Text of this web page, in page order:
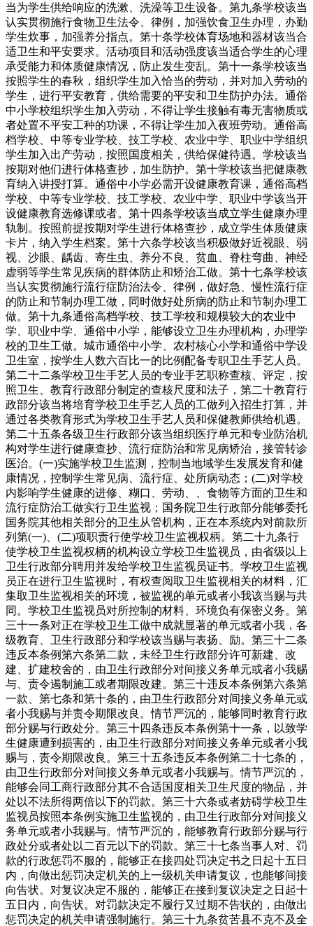
当为学生供给响应的洗漱、洗澡等卫生设备。第九条学校该当
认实贯彻施行食物卫生法令、律例，加强饮食卫生办理，办勤
学生炊事，加强养分指点。第十条学校体育场地和器材该当合
适卫生和平安要求。活动项目和活动强度该当适合学生的心理
承受能力和体质健康情况，防止发生变乱。第十一条学校该当
按照学生的春秋，组织学生加入恰当的劳动，并对加入劳动的
学生，进行平安教育，供给需要的平安和卫生防护办法。通俗
中小学校组织学生加入劳动，不得让学生接触有毒无害物质或
者处置不平安工种的功课，不得让学生加入夜班劳动。通俗高
档学校、中等专业学校、技工学校、农业中学、职业中学组织
学生加入出产劳动，按照国度相关，供给保健待遇。学校该当
按期对他们进行体格查抄，加生防护。第十学校该当把健康教
育纳入讲授打算。通俗中小学必需开设健康教育课，通俗高档
学校、中等专业学校、技工学校、农业中学、职业中学该当开
设健康教育选修课或者。第十四条学校该当成立学生健康办理
轨制。按照前提按期对学生进行体格查抄，成立学生体质健康
卡片，纳入学生档案。第十六条学校该当积极做好近视眼、弱
视、沙眼、龋齿、寄生虫、养分不良、贫血、脊柱弯曲、神经
虚弱等学生常见疾病的群体防止和矫治工做。第十七条学校该
当认实贯彻施行流行症防治法令、律例，做好急、慢性流行症
的防止和节制办理工做，同时做好处所病的防止和节制办理工
做。第十九条通俗高档学校、技工学校和规模较大的农业中
学、职业中学、通俗中小学，能够设立卫生办理机构，办理学
校的卫生工做。城市通俗中小学、农村核心小学和通俗中学设
卫生室，按学生人数六百比一的比例配备专职卫生手艺人员。
第二十二条学校卫生手艺人员的专业手艺职称查核、评定，按
照卫生、教育行政部分制定的查核尺度和法子，第二十教育行
政部分该当将培育学校卫生手艺人员的工做列入招生打算，并
通过各类教育形式为学校卫生手艺人员和保健教师供给机遇。
第二十五条各级卫生行政部分该当组织医疗单元和专业防治机
构对学生进行健康查抄、流行症防治和常见病矫治，接管转诊
医治。(一)实施学校卫生监测，控制当地域学生发展发育和健
康情况，控制学生常见病、流行症、处所病动态；(二)对学校
内影响学生健康的进修、糊口、劳动、、食物等方面的卫生和
流行症防治工做实行卫生监视；国务院卫生行政部分能够委托
国务院其他相关部分的卫生从管机构，正在本系统内对前款所
列第(一)、(二)项职责行使学校卫生监视权柄。第二十九条行
使学校卫生监视权柄的机构设立学校卫生监视员，由省级以上
卫生行政部分聘用并发给学校卫生监视员证书。学校卫生监视
员正在进行卫生监视时，有权查阅取卫生监视相关的材料，汇
集取卫生监视相关的环境，被监视的单元或者小我该当赐与共
同。学校卫生监视员对所控制的材料、环境负有保密义务。第
三十一条对正在学校卫生工做中成就显著的单元或者小我，各
级教育、卫生行政部分和学校该当赐与表扬、励。第三十二条
违反本条例第六条第二款，未经卫生行政部分许可新建、改
建、扩建校舍的，由卫生行政部分对间接义务单元或者小我赐
与、责令遏制施工或者期限改建。第三十违反本条例第六条第
一款、第七条和第十条的，由卫生行政部分对间接义务单元或
者小我赐与并责令期限改良。情节严沉的，能够同时教育行政
部分赐与行政处分。第三十四条违反本条例第十一条，以致学
生健康遭到损害的，由卫生行政部分对间接义务单元或者小我
赐与，责令期限改良。第三十五条违反本条例第二十七条的，
由卫生行政部分对间接义务单元或者小我赐与。情节严沉的，
能够会同工商行政部分其不合适国度相关卫生尺度的物品，并
处以不法所得两倍以下的罚款。第三十六条或者妨碍学校卫生
监视员按照本条例实施卫生监视的，由卫生行政部分对间接义
务单元或者小我赐与。情节严沉的，能够教育行政部分赐与行
政处分或者处以二百元以下的罚款。第三十七条当事人对、罚
款的行政惩罚不服的，能够正在接四处罚决定书之日起十五日
内，向做出惩罚决定机关的上一级机关申请复议，也能够间接
向告状。对复议决定不服的，能够正在接到复议决定之日起十
五日内，向告状。对罚款决定不履行又过期不告状的，由做出
惩罚决定的机关申请强制施行。第三十九条贫苦县不克不及全